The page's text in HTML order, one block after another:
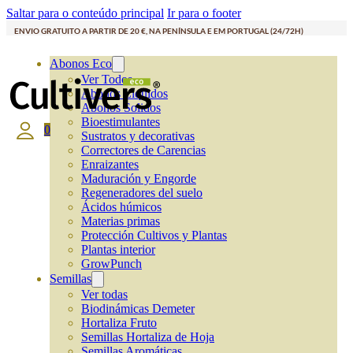
Saltar para o conteúdo principal Ir para o footer
ENVIO GRATUITO A PARTIR DE 20 €, NA PENÍNSULA E EM PORTUGAL (24/72H)
Abonos Eco
Ver Todos
Abonos Líquidos
Abonos Solidos
Bioestimulantes
Sustratos y decorativas
Correctores de Carencias
Enraizantes
Maduración y Engorde
Regeneradores del suelo
Ácidos húmicos
Materias primas
Protección Cultivos y Plantas
Plantas interior
GrowPunch
Semillas
Ver todas
Biodinámicas Demeter
Hortaliza Fruto
Semillas Hortaliza de Hoja
0